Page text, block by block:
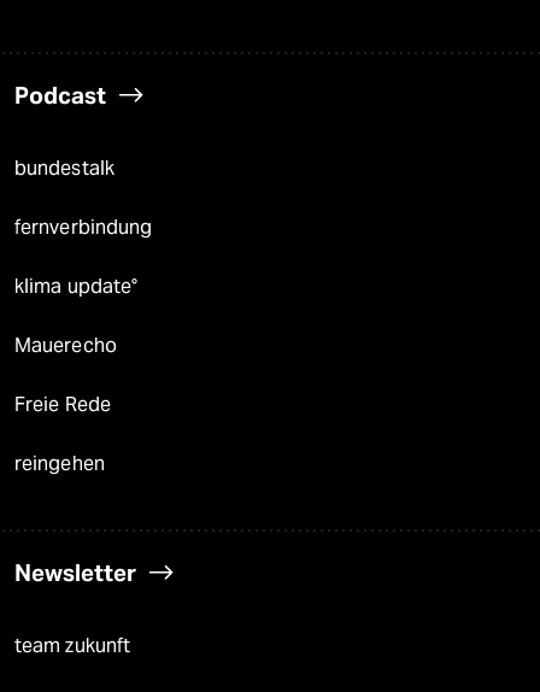
Podcast
bundestalk
fernverbindung
klima update°
Mauerecho
Freie Rede
reingehen
Newsletter
team zukunft